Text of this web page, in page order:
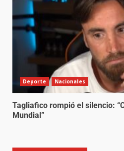
Deporte Nacionales
Tagliafico rompió el silencio:
Mundial”